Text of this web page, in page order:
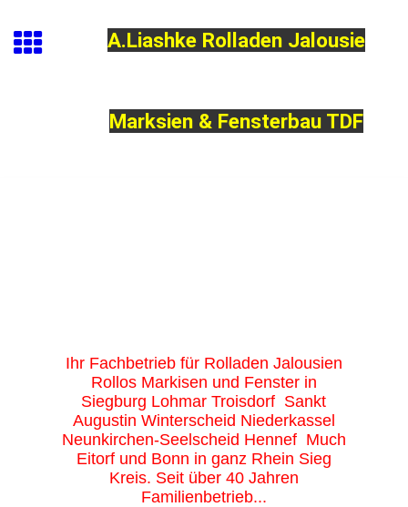
A.Liashke Rolladen Jalousie
Marksien & Fensterbau TDF
Ihr Fachbetrieb für Rolladen Jalousien
Rollos Markisen und Fenster in
Siegburg Lohmar Troisdorf Sankt
Augustin Winterscheid Niederkassel
Neunkirchen-Seelscheid Hennef Much
Eitorf und Bonn in ganz Rhein Sieg
Kreis. Seit über 40 Jahren
Familienbetrieb...